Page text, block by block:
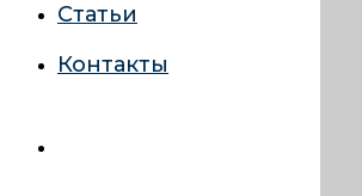
Статьи
Контакты